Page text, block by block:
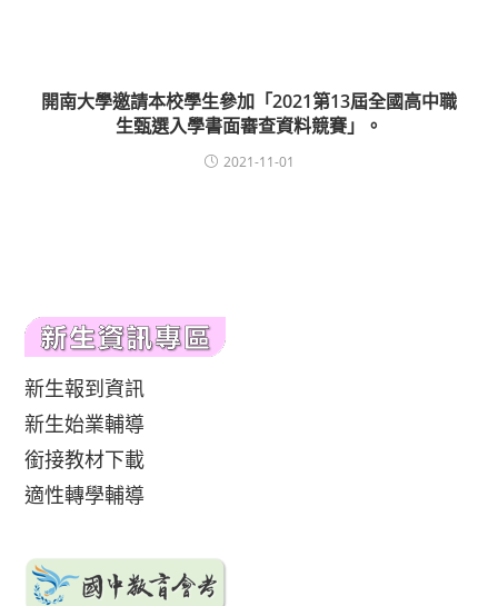
開南大學邀請本校學生參加「2021第13屆全國高中職
生甄選入學書面審查資料競賽」。
2021-11-01
新生報到資訊
新生始業輔導
銜接教材下載
適性轉學輔導